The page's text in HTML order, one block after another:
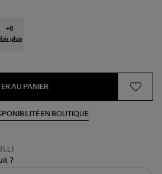
+8
plus
AU PANIER
EN BOUTIQUE
?